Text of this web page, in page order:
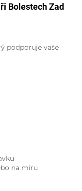
Bolestech Zad
podporuje vaše
na míru